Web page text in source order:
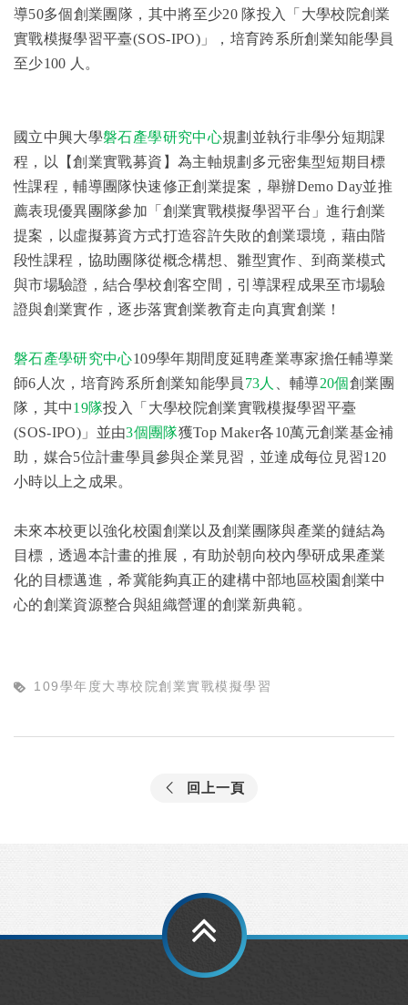
導50多個創業團隊，其中將至少20 隊投入「大學校院創業
實戰模擬學習平臺(SOS-IPO)」，培育跨系所創業知能學員
至少100 人。
國立中興大學磐石產學研究中心規劃並執行非學分短期課
程，以【創業實戰募資】為主軸規劃多元密集型短期目標
性課程，輔導團隊快速修正創業提案，舉辦Demo Day並推
薦表現優異團隊參加「創業實戰模擬學習平台」進行創業
提案，以虛擬募資方式打造容許失敗的創業環境，藉由階
段性課程，協助團隊從概念構想、雛型實作、到商業模式
與市場驗證，結合學校創客空間，引導課程成果至市場驗
證與創業實作，逐步落實創業教育走向真實創業！
磐石產學研究中心109學年期間度延聘產業專家擔任輔導業
師6 人次，培育跨系所創業知能學員 73人 、輔導20個創業團
隊，其中19隊投入「大學校院創業實戰模擬學習平臺
(SOS-IPO) 」並由3個團隊獲Top Maker各10萬元創業基金補
助，媒合5位計畫學員參與企業見習，並達成每位見習120
小時以上之成果。
未來本校更以強化校園創業以及創業團隊與產業的鏈結為
目標，透過本計畫的推展，有助於朝向校內學研成果產業
化的目標邁進，希冀能夠真正的建構中部地區校園創業中
心的創業資源整合與組織營運的創業新典範。
109學年度大專校院創業實戰模擬學習
回上一頁